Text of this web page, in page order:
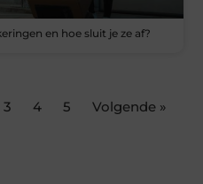
en hoe sluit je ze af?
3 4 5 Volgende »